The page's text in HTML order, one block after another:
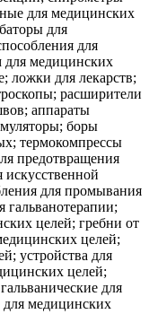
для медицинских
для
для
для медицинских
ложки для лекарств;
расширители
аппараты
боры
термокомпрессы
предотвращения
искусственной
для промывания
гальванотерапии;
целей; гребни от
целей;
устройства для
целей;
для
медицинских